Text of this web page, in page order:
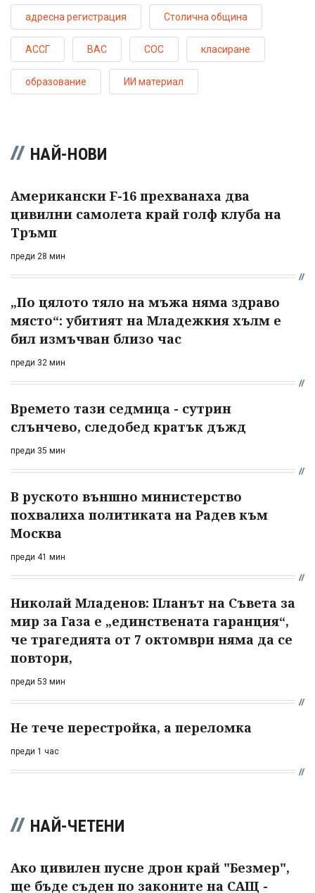
адресна регистрация Столична община
АССГ ВАС СОС класиране
образование ИИ материал
НАЙ-НОВИ
Американски F-16 прехванаха два
цивилни самолета край голф клуба на
Тръмп
преди 28 мин
„По цялото тяло на мъжа няма здраво
място“: убитият на Младежкия хълм е
бил измъчван близо час
преди 32 мин
Времето тази седмица - сутрин
слънчево, следобед кратък дъжд
преди 35 мин
В руското външно министерство
похвалиха политиката на Радев към
Москва
преди 41 мин
Николай Младенов: Планът на Съвета за
мир за Газа е „единствената гаранция“,
че трагедията от 7 октомври няма да се
повтори,
преди 53 мин
Не тече перестройка, а переломка
преди 1 час
НАЙ-ЧЕТЕНИ
Ако цивилен пусне дрон край "Безмер",
ще бъде съден по законите на САЩ -